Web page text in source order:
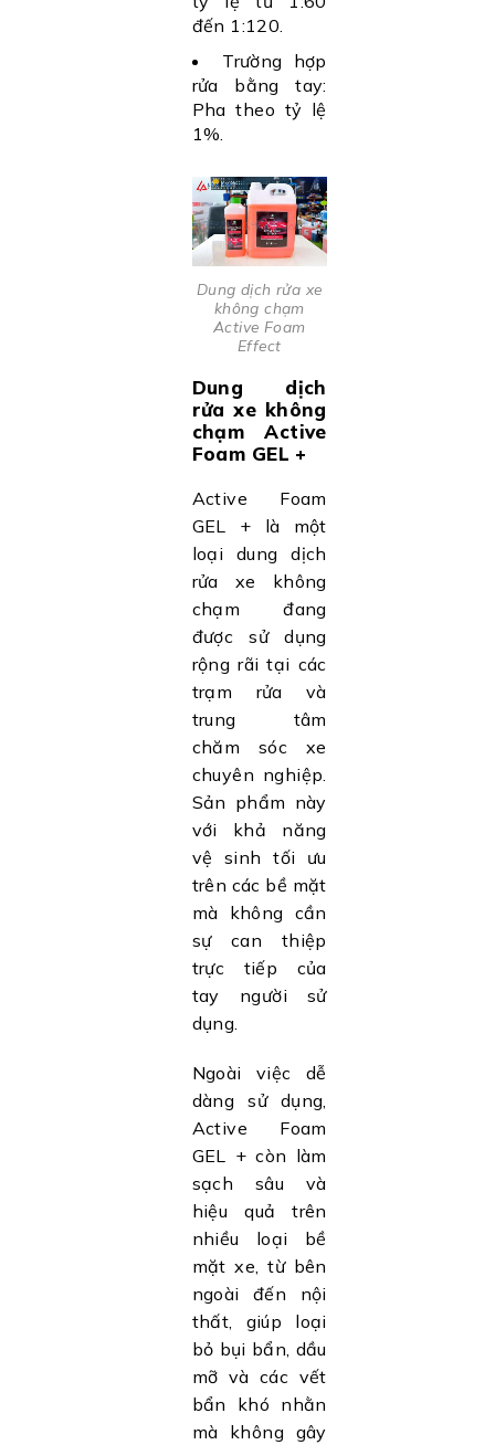
đến 1:120.
Trường hợp
rửa bằng tay:
Pha theo tỷ lệ
1%.
Dung dịch rửa xe
không chạm
Active Foam
Effect
Dung dịch
rửa xe không
chạm Active
Foam GEL +
Active Foam
GEL + là một
loại dung dịch
rửa xe không
chạm đang
được sử dụng
rộng rãi tại các
trạm rửa và
trung tâm
chăm sóc xe
chuyên nghiệp.
Sản phẩm này
với khả năng
vệ sinh tối ưu
trên các bề mặt
mà không cần
sự can thiệp
trực tiếp của
tay người sử
dụng.
Ngoài việc dễ
dàng sử dụng,
Active Foam
GEL + còn làm
sạch sâu và
hiệu quả trên
nhiều loại bề
mặt xe, từ bên
ngoài đến nội
thất, giúp loại
bỏ bụi bẩn, dầu
mỡ và các vết
bẩn khó nhằn
mà không gây